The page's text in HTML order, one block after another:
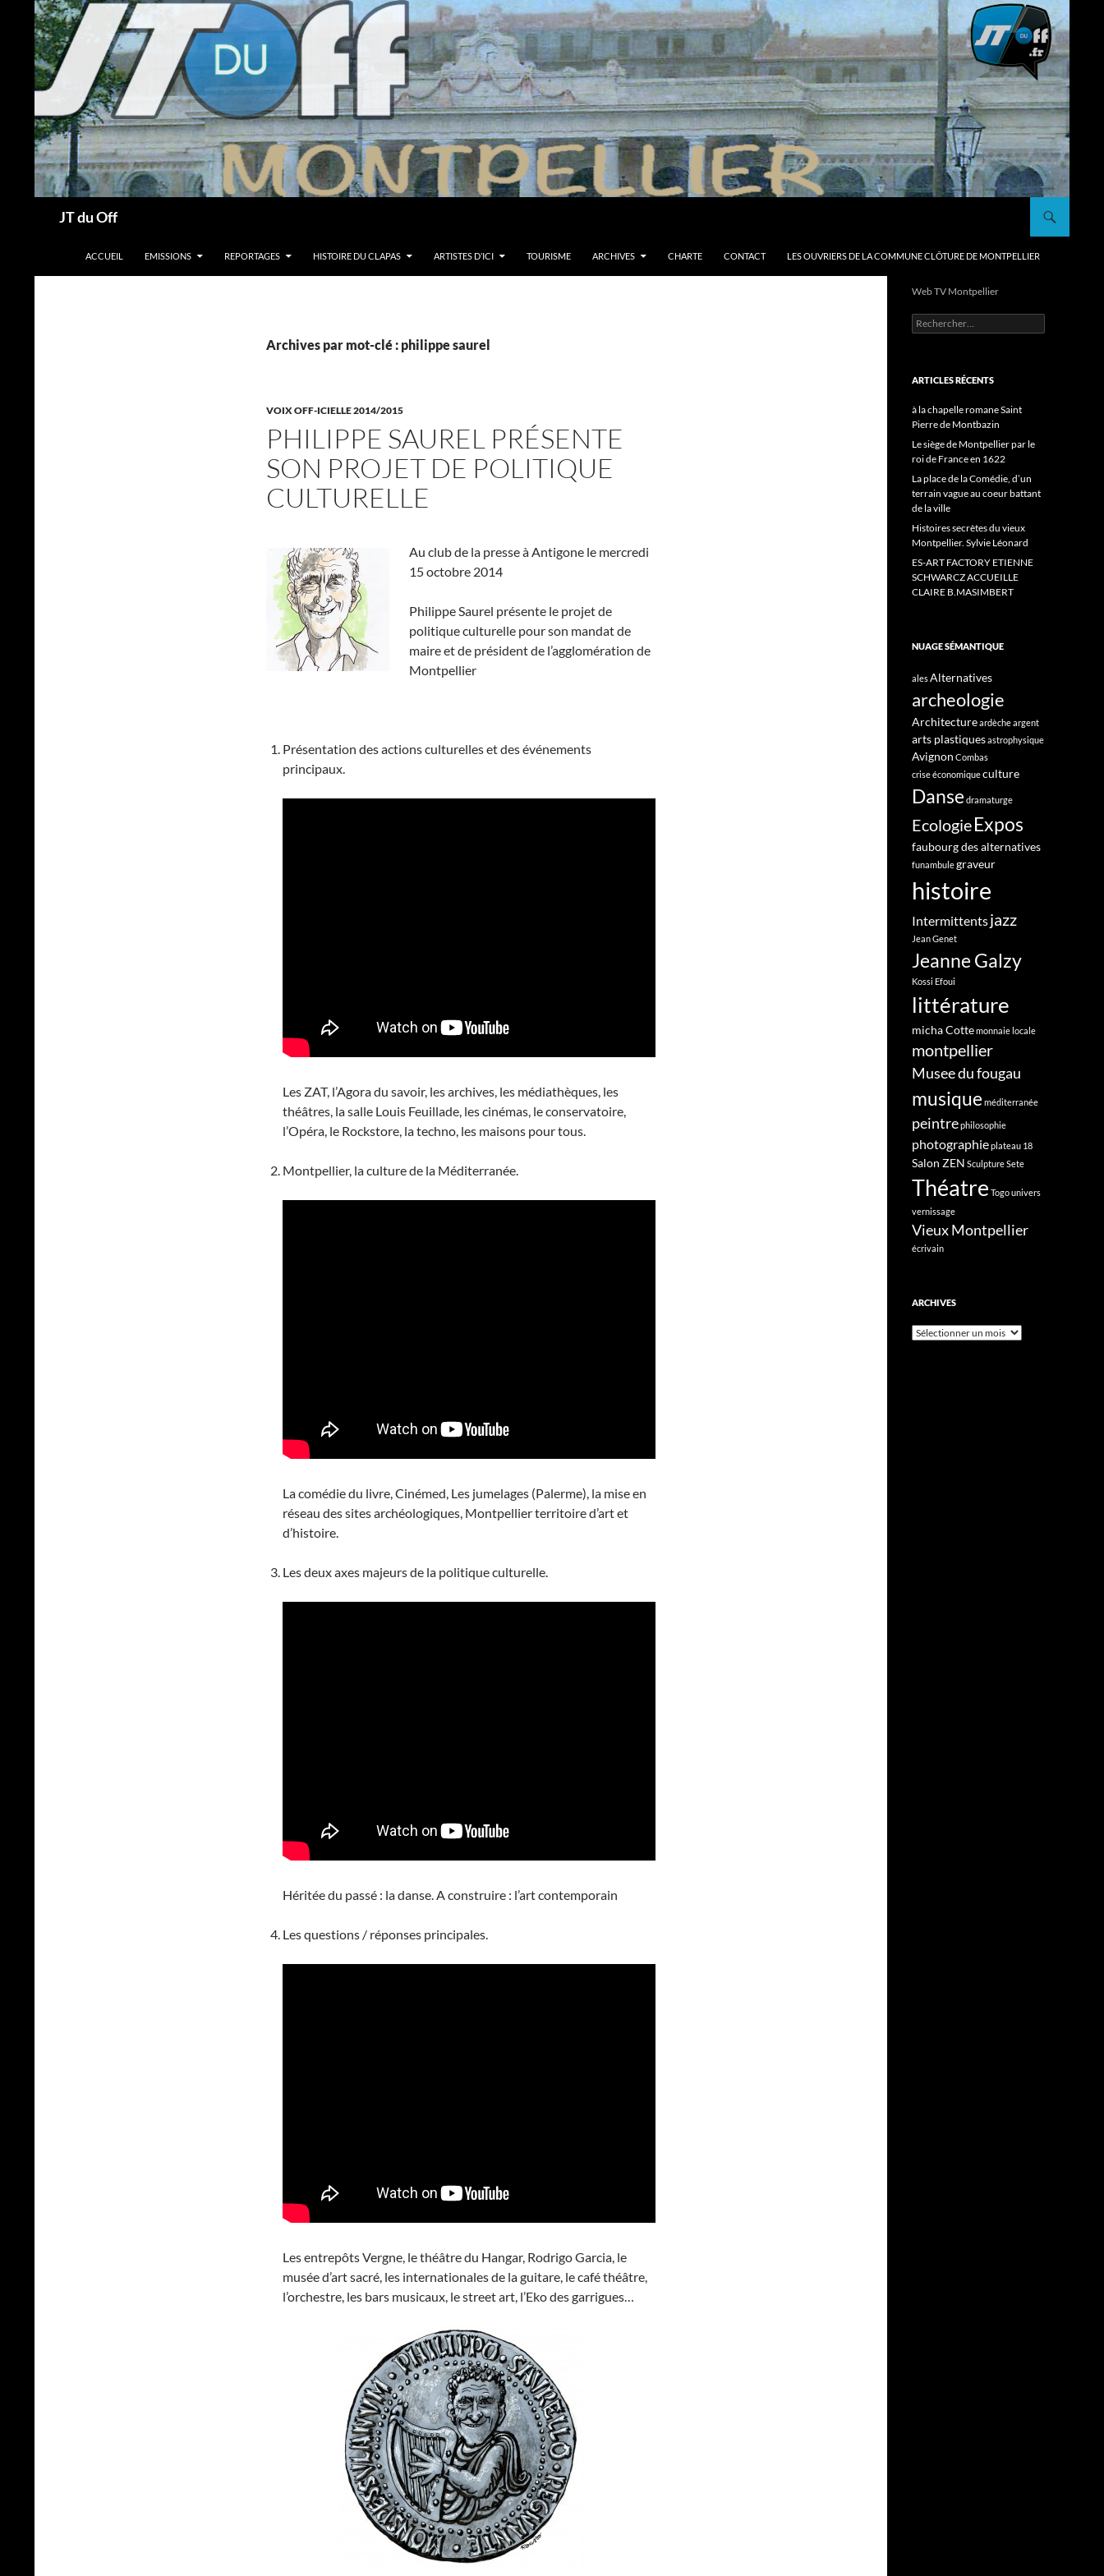
JT du Off
ACCUEIL
EMISSIONS REPORTAGES HISTOIRE DU CLAPAS ARTISTES D’ICI TOURISME ARCHIVES CHARTE CONTACT LES OUVRIERS DE LA COMMUNE CLÔTURE DE MONTPELLIER
Archives par mot-clé : philippe saurel
VOIX OFF-ICIELLE 2014/2015
PHILIPPE SAUREL PRÉSENTE
SON PROJET DE POLITIQUE
CULTURELLE
Au club de la presse à Antigone le mercredi
15 octobre 2014
Philippe Saurel présente le projet de
politique culturelle pour son mandat de
maire et de président de l’agglomération de
Montpellier
Présentation des actions culturelles et des événements
principaux.
Les ZAT, l’Agora du savoir, les archives, les médiathèques, les
théâtres, la salle Louis Feuillade, les cinémas, le conservatoire,
l’Opéra, le Rockstore, la techno, les maisons pour tous.
Montpellier, la culture de la Méditerranée.
La comédie du livre, Cinémed, Les jumelages (Palerme), la mise en
réseau des sites archéologiques, Montpellier territoire d’art et
d’histoire.
Les deux axes majeurs de la politique culturelle.
Héritée du passé : la danse. A construire : l’art contemporain
Les questions / réponses principales.
Les entrepôts Vergne, le théâtre du Hangar, Rodrigo Garcia, le
musée d’art sacré, les internationales de la guitare, le café théâtre,
l’orchestre, les bars musicaux, le street art, l’Eko des garrigues…
Web TV Montpellier
Rechercher :
ARTICLES RÉCENTS
à la chapelle romane Saint
Pierre de Montbazin
Le siège de Montpellier par le
roi de France en 1622
La place de la Comédie, d’un
terrain vague au coeur battant
de la ville
Histoires secrètes du vieux
Montpellier. Sylvie Léonard
ES-ART FACTORY ETIENNE
SCHWARCZ ACCUEILLE
CLAIRE B.MASIMBERT
NUAGE SÉMANTIQUE
alesAlternatives
archeologie
Architectureardècheargent
arts plastiquesastrophysique
Avignon Combas
crise économiqueculture
Danse dramaturge
EcologieExpos
faubourg des alternatives
funambulegraveur
histoire
Intermittentsjazz
Jean Genet
Jeanne Galzy
Kossi Efoui
littérature
micha Cottemonnaie locale
montpellier
Musee du fougau
musique méditerranée
peintrephilosophie
photographieplateau 18
Salon ZEN SculptureSete
Théatre Togounivers
vernissage
Vieux Montpellier
écrivain
ARCHIVES
Archives